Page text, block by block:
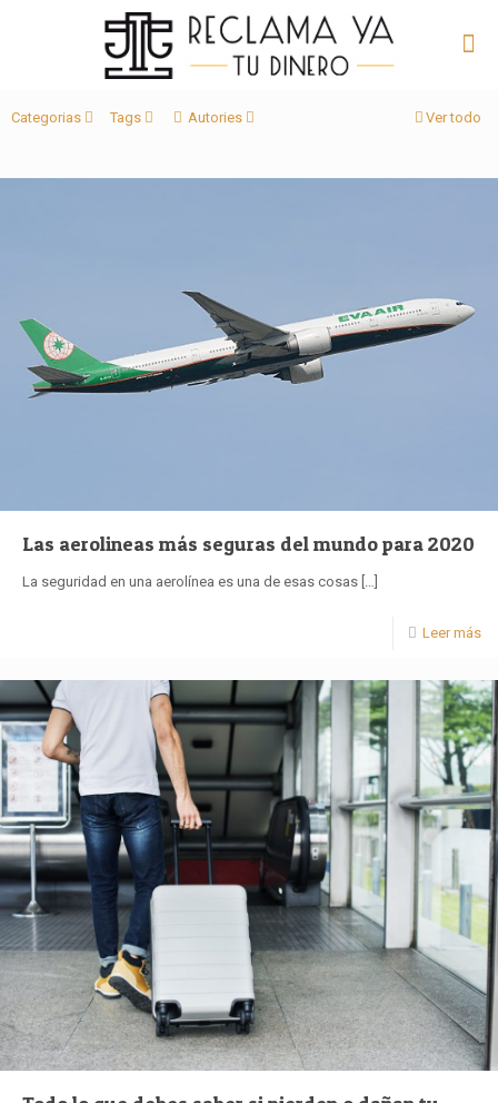
Categorias Tags Autories Ver todo
Las aerolineas más seguras del mundo para 2020
La seguridad en una aerolínea es una de esas cosas […]
Leer más